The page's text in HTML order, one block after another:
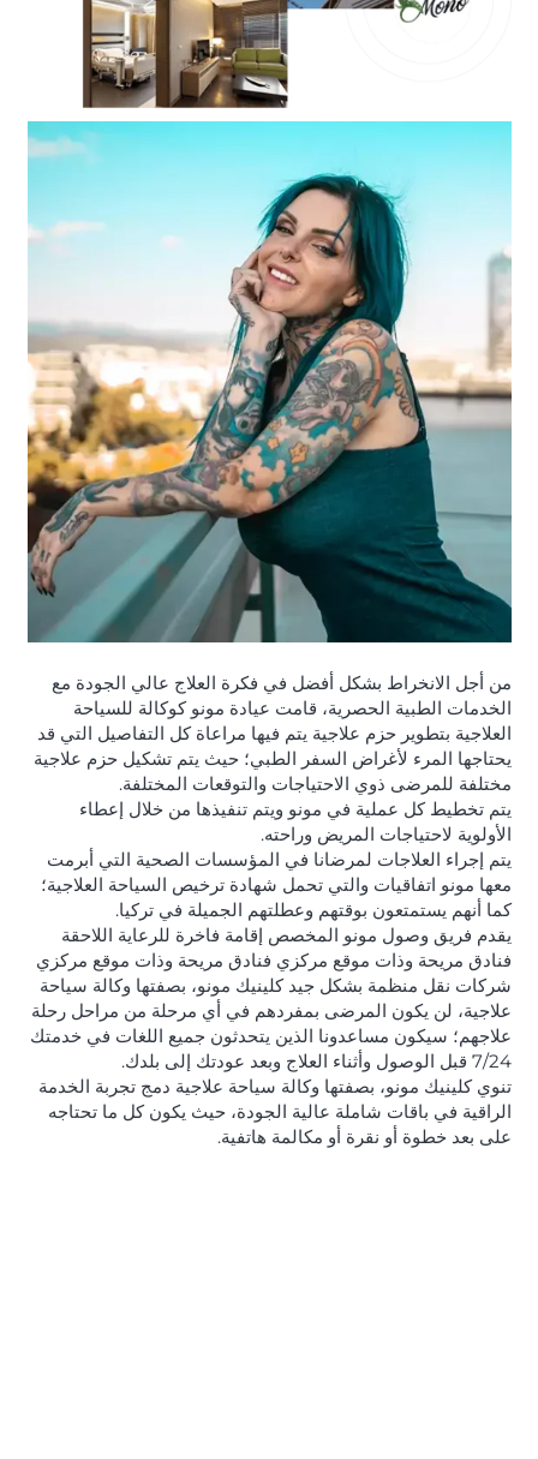
من أجل الانخراط بشكل أفضل في فكرة العلاج عالي الجودة مع
الخدمات الطبية الحصرية، قامت عيادة مونو كوكالة للسياحة
العلاجية بتطوير حزم علاجية يتم فيها مراعاة كل التفاصيل التي قد
يحتاجها المرء لأغراض السفر الطبي؛ حيث يتم تشكيل حزم علاجية
مختلفة للمرضى ذوي الاحتياجات والتوقعات المختلفة.
يتم تخطيط كل عملية في مونو ويتم تنفيذها من خلال إعطاء
الأولوية لاحتياجات المريض وراحته.
يتم إجراء العلاجات لمرضانا في المؤسسات الصحية التي أبرمت
معها مونو اتفاقيات والتي تحمل شهادة ترخيص السياحة العلاجية؛
كما أنهم يستمتعون بوقتهم وعطلتهم الجميلة في تركيا.
يقدم فريق وصول مونو المخصص إقامة فاخرة للرعاية اللاحقة
فنادق مريحة وذات موقع مركزي فنادق مريحة وذات موقع مركزي
شركات نقل منظمة بشكل جيد كلينيك مونو، بصفتها وكالة سياحة
علاجية، لن يكون المرضى بمفردهم في أي مرحلة من مراحل رحلة
علاجهم؛ سيكون مساعدونا الذين يتحدثون جميع اللغات في خدمتك
7/24 قبل الوصول وأثناء العلاج وبعد عودتك إلى بلدك.
تنوي كلينيك مونو، بصفتها وكالة سياحة علاجية دمج تجربة الخدمة
الراقية في باقات شاملة عالية الجودة، حيث يكون كل ما تحتاجه
على بعد خطوة أو نقرة أو مكالمة هاتفية.